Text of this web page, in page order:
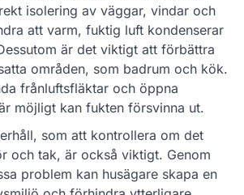
isolering av väggar, vindar och
att varm, fuktig luft kondenserar
är det viktigt att förbättra
områden, som badrum och kök.
frånluftsfläktar och öppna
möjligt kan fukten försvinna ut.
som att kontrollera om det
och tak, är också viktigt. Genom
problem kan husägare skapa en